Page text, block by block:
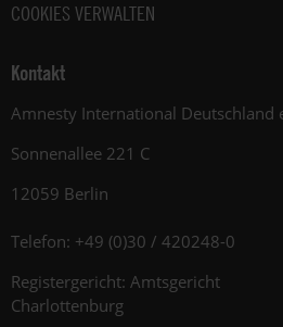
COOKIES VERWALTEN
Kontakt
Amnesty International Deutschland
Sonnenallee 221 C
12059 Berlin
Telefon: +49 (0)30 / 420248-0
Registergericht: Amtsgericht
Charlottenburg